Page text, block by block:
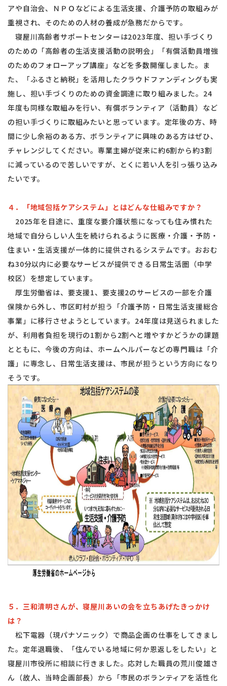
アや自治会、ＮＰＯなどによる生活支援、介護予防の取組みが
重視され、そのための人材の養成が急務だからです。
寝屋川高齢者サポートセンターは2023年度、担い手づくり
のための「高齢者の生活支援活動の説明会」「有償活動員増強
のためのフォローアップ講座」などを多数開催しました。ま
た、「ふるさと納税」を活用したクラウドファンディングも実
施し、担い手づくりのための資金調達に取り組みました。24
年度も同様な取組みを行い、有償ボランティア（活動員）など
の担い手づくりに取組みたいと思っています。定年後の方、時
間に少し余裕のある方、ボランティアに興味のある方はぜひ、
チャレンジしてください。専業主婦が従来に約6割から約3割
に減っているので苦しいですが、とくに若い人を引っ張り込み
たいです。
４．「地域包括ケアシステム」とはどんな仕組みですか？
2025年を目途に、重度な要介護状態になっても住み慣れた
地域で自分らしい人生を続けられるように医療・介護・予防・
住まい・生活支援が一体的に提供されるシステムです。おおむ
ね30分以内に必要なサービスが提供できる日常生活圏（中学
校区）を想定しています。
厚生労働省は、要支援1、要支援2のサービスの一部を介護
保険から外し、市区町村が担う「介護予防・日常生活支援総合
事業」に移行させようとしています。24年度は見送られました
が、利用者負担を現行の1割から2割へと増やすかどうかの課題
とともに、今後の方向は、ホームヘルパーなどの専門職は「介
護」に専念し、日常生活支援は、市民が担うという方向になり
そうです。
５．三和清明さんが、寝屋川あいの会を立ちあげたきっかけ
は？
松下電器（現パナソニック）で商品企画の仕事をしてきまし
た。定年退職後、「住んでいる地域に何か恩返しをしたい」と
寝屋川市役所に相談に行きました。応対した職員の荒川俊雄さ
ん（故人、当時企画部長）から「市民のボランティアを活性化